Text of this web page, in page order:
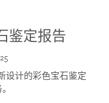
鉴定报告
设计的彩色宝石鉴定